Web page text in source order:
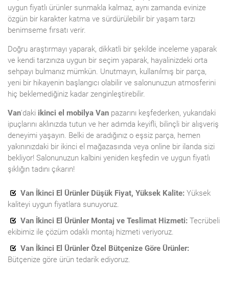
uygun fiyatlı ürünler sunmakla kalmaz, aynı zamanda evinize
özgün bir karakter katma ve sürdürülebilir bir yaşam tarzı
benimseme fırsatı verir.
Doğru araştırmayı yaparak, dikkatli bir şekilde inceleme yaparak
ve kendi tarzınıza uygun bir seçim yaparak, hayalinizdeki orta
sehpayı bulmanız mümkün. Unutmayın, kullanılmış bir parça,
yeni bir hikayenin başlangıcı olabilir ve salonunuzun atmosferini
hiç beklemediğiniz kadar zenginleştirebilir.
Van'daki ikinci el mobilya Van pazarını keşfederken, yukarıdaki
ipuçlarını aklınızda tutun ve her adımda keyifli, bilinçli bir alışveriş
deneyimi yaşayın. Belki de aradığınız o eşsiz parça, hemen
yakınınızdaki bir ikinci el mağazasında veya online bir ilanda sizi
bekliyor! Salonunuzun kalbini yeniden keşfedin ve uygun fiyatlı
şıklığın tadını çıkarın!
Van İkinci El Ürünler Düşük Fiyat, Yüksek Kalite: Yüksek
kaliteyi uygun fiyatlara sunuyoruz.
Van İkinci El Ürünler Montaj ve Teslimat Hizmeti: Tecrübeli
ekibimiz ile çözüm odaklı montaj hizmeti veriyoruz.
Van İkinci El Ürünler Özel Bütçenize Göre Ürünler:
Bütçenize göre ürün tedarik ediyoruz.